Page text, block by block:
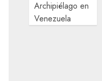
Archipiélago en
Venezuela